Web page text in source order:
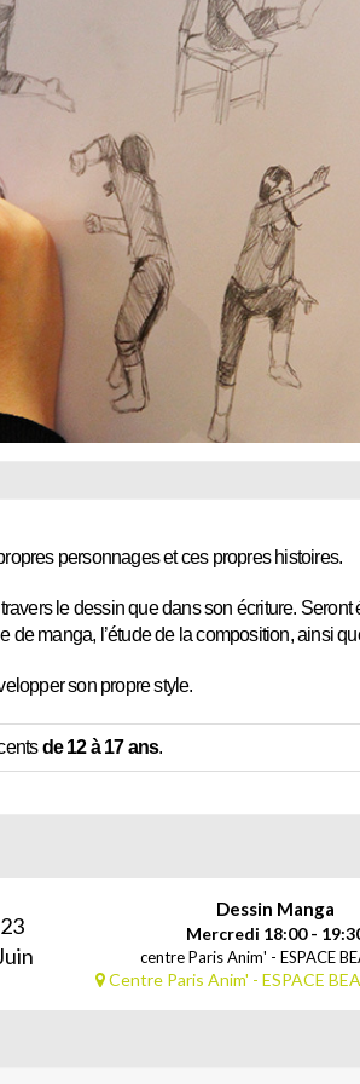
personnages et ces propres histoires.
le dessin que dans son écriture.
manga, l’étude de la composition, ainsi
son propre style.
de 12 à 17 ans.
23
Dessin Manga
Mercredi 18:00 -
centre Paris Anim' - ESPACE
Centre Paris Anim' - ESPACE